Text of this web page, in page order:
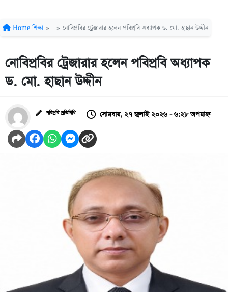
Home শিক্ষা » » নোবিপ্রবির ট্রেজারার হলেন পবিপ্রবি অধ্যাপক ড. মো. হাছান উদ্দীন
নোবিপ্রবির ট্রেজারার হলেন পবিপ্রবি অধ্যাপক
ড. মো. হাছান উদ্দীন
পবিপ্রবি প্রতিনিধি সোমবার, ২৭ জুলাই ২০২৬ - ৬:২৮ অপরাহ্ন